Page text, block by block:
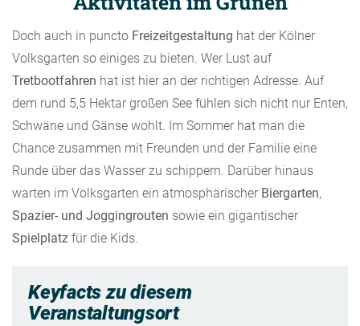
Doch auch in puncto Freizeitgestaltung hat der Kölner
Volksgarten so einiges zu bieten. Wer Lust auf
Tretbootfahren hat ist hier an der richtigen Adresse. Auf
dem rund 5,5 Hektar großen See fühlen sich nicht nur Enten,
Schwäne und Gänse wohlt. Im Sommer hat man die
Chance zusammen mit Freunden und der Familie eine
Runde über das Wasser zu schippern. Darüber hinaus
warten im Volksgarten ein atmosphärischer Biergarten,
Spazier- und Joggingrouten sowie ein gigantischer
Spielplatz für die Kids.
Keyfacts zu diesem
Veranstaltungsort